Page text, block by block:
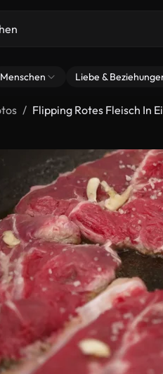
Menschen Liebe &
Flipping Rotes Fleisch In